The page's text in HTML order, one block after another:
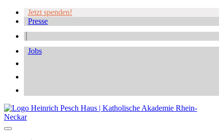
Jetzt spenden!
Presse
Jobs